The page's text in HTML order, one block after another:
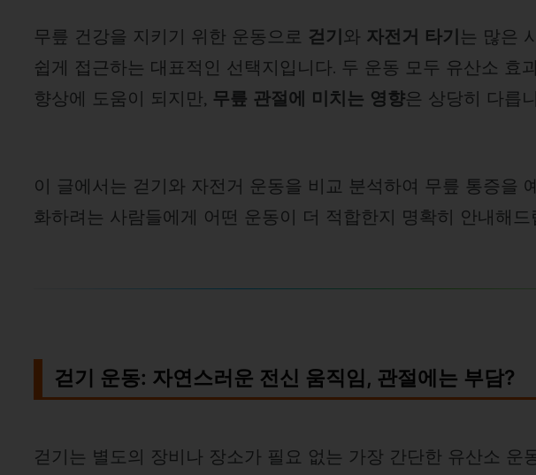
무릎 건강을 지키기 위한 운동으로 걷기와 자전거 타기는 많은
쉽게 접근하는 대표적인 선택지입니다. 두 운동 모두 유산소 효
향상에 도움이 되지만, 무릎 관절에 미치는 영향은 상당히 다릅
이 글에서는 걷기와 자전거 운동을 비교 분석하여 무릎 통증을
화하려는 사람들에게 어떤 운동이 더 적합한지 명확히 안내해드
걷기 운동: 자연스러운 전신 움직임, 관절에는 부담?
걷기는 별도의 장비나 장소가 필요 없는 가장 간단한 유산소 운